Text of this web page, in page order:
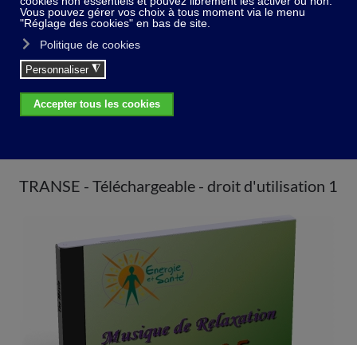
Home Méthodes Audio
et pour le sommeil
TRANSE - Téléchargeable - droit
TRANSE - Téléchargeable - droit d'utilisation 1